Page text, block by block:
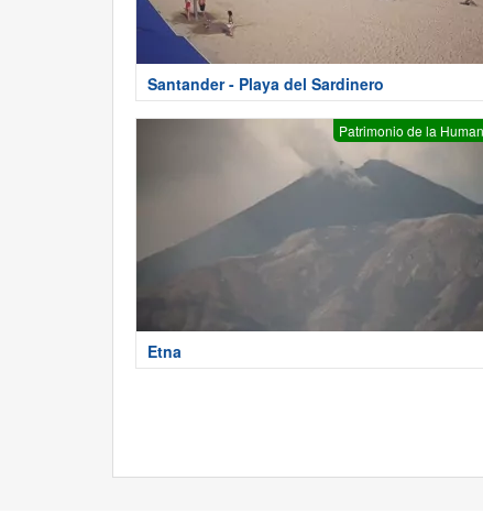
Santander - Playa del Sardinero
Patrimonio de la
Etna